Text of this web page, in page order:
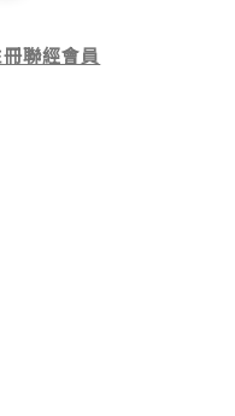
聯經會員